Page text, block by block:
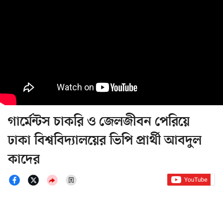
গার্মেন্টস চাকরি ও জেলজীবন পেরিয়ে
ঢাকা বিশ্ববিদ্যালয়ের ভিপি প্রার্থী আবদুল
কাদের